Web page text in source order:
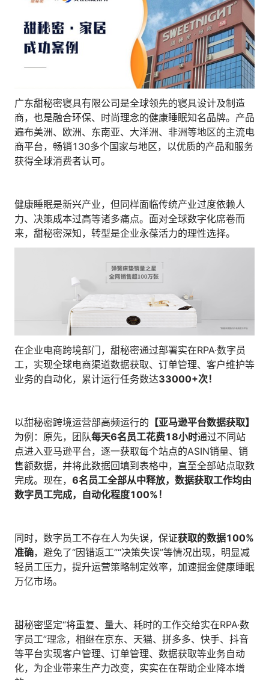
广东甜秘密寝具有限公司是全球领先的寝具设计及制造
商，也是融合环保、时尚理念的健康睡眠知名品牌。产品
遍布美洲、欧洲、东南亚、大洋洲、非洲等地区的主流电
商平台，畅销130多个国家与地区，以优质的产品和服务
获得全球消费者认可。
健康睡眠是新兴产业，但同样面临传统产业过度依赖人
力、决策成本过高等诸多痛点。面对全球数字化席卷而
来，甜秘密深知，转型是企业永葆活力的理性选择。
在企业电商跨境部门，甜秘密通过部署实在RPA·数字员
工，实现全球电商渠道数据获取、订单管理、客户维护等
业务的自动化，累计运行任务数达33000+次！
以甜秘密跨境运营部高频运行的 【亚马逊平台数据获取】
为例：原先，团队每天6名员工花费18小时通过不同站
点进入亚马逊平台，逐一获取每个站点的ASIN销量、销
售额数据，并将此数据回填到表格中，直至全部站点取数
完成。现在， 6名员工全部从中释放，数据获取工作均由
数字员工完成，自动化程度100%！
同时，数字员工不存在人为失误，保证获取的数据100%
准确，避免了“因错返工”“决策失误”等情况出现，明显减
轻员工压力，提升运营策略制定效率，加速掘金健康睡眠
万亿市场。
甜秘密坚定“将重复、量大、耗时的工作交给实在RPA·数
字员工”理念，相继在京东、天猫、拼多多、快手、抖音
等平台实现客户管理、订单管理、数据获取等业务自动
化，为企业带来生产力改变，实实在在帮助企业降本增